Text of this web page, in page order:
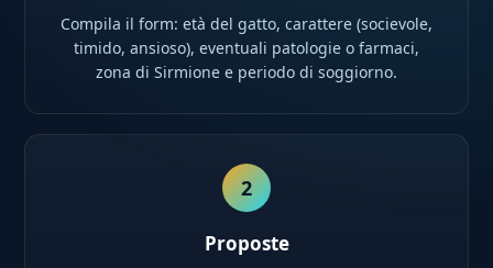
Compila il form: età del gatto, carattere (socievole,
timido, ansioso), eventuali patologie o farmaci,
zona di Sirmione e periodo di soggiorno.
2
Proposte